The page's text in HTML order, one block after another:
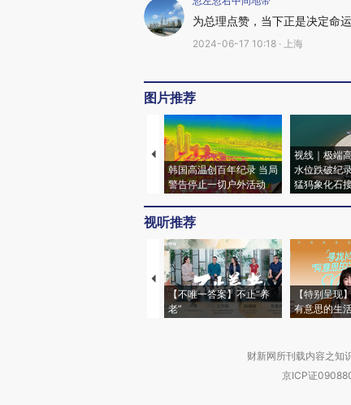
为总理点赞，当下正是决定命
2024-06-17 10:18 · 上海
图片推荐
韩国高温创百年纪录 当局
警告停止一切户外活动
视线｜极端
水位跌破纪
猛犸象化石
视听推荐
【不唯一答案】不止“养
老”
【特别呈现
有意思的生
财新网所刊载内容之知
京ICP证